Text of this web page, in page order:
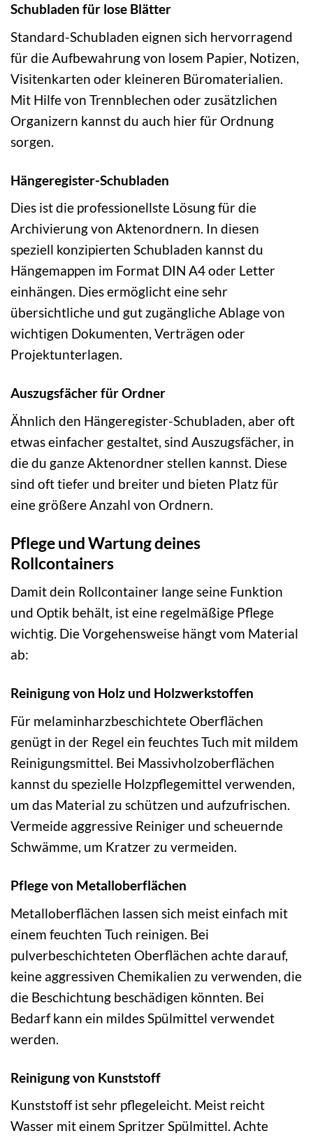
Schubladen für lose Blätter
Standard-Schubladen eignen sich hervorragend
für die Aufbewahrung von losem Papier, Notizen,
Visitenkarten oder kleineren Büromaterialien.
Mit Hilfe von Trennblechen oder zusätzlichen
Organizern kannst du auch hier für Ordnung
sorgen.
Hängeregister-Schubladen
Dies ist die professionellste Lösung für die
Archivierung von Aktenordnern. In diesen
speziell konzipierten Schubladen kannst du
Hängemappen im Format DIN A4 oder Letter
einhängen. Dies ermöglicht eine sehr
übersichtliche und gut zugängliche Ablage von
wichtigen Dokumenten, Verträgen oder
Projektunterlagen.
Auszugsfächer für Ordner
Ähnlich den Hängeregister-Schubladen, aber oft
etwas einfacher gestaltet, sind Auszugsfächer, in
die du ganze Aktenordner stellen kannst. Diese
sind oft tiefer und breiter und bieten Platz für
eine größere Anzahl von Ordnern.
Pflege und Wartung deines
Rollcontainers
Damit dein Rollcontainer lange seine Funktion
und Optik behält, ist eine regelmäßige Pflege
wichtig. Die Vorgehensweise hängt vom Material
ab:
Reinigung von Holz und Holzwerkstoffen
Für melaminharzbeschichtete Oberflächen
genügt in der Regel ein feuchtes Tuch mit mildem
Reinigungsmittel. Bei Massivholzoberflächen
kannst du spezielle Holzpflegemittel verwenden,
um das Material zu schützen und aufzufrischen.
Vermeide aggressive Reiniger und scheuernde
Schwämme, um Kratzer zu vermeiden.
Pflege von Metalloberflächen
Metalloberflächen lassen sich meist einfach mit
einem feuchten Tuch reinigen. Bei
pulverbeschichteten Oberflächen achte darauf,
keine aggressiven Chemikalien zu verwenden, die
die Beschichtung beschädigen könnten. Bei
Bedarf kann ein mildes Spülmittel verwendet
werden.
Reinigung von Kunststoff
Kunststoff ist sehr pflegeleicht. Meist reicht
Wasser mit einem Spritzer Spülmittel. Achte